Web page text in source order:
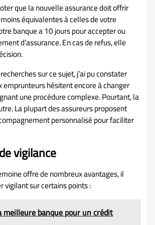
que la nouvelle assurance doit offrir
équivalentes à celles de votre
banque a 10 jours pour accepter ou
d’assurance. En cas de refus, elle
sur ce sujet, j’ai pu constater
emprunteurs hésitent encore à changer
une procédure complexe. Pourtant, la
La plupart des assureurs proposent
personnalisé pour faciliter
vigilance
offre de nombreux avantages, il
vigilant sur certains points :
meilleure banque pour un crédit